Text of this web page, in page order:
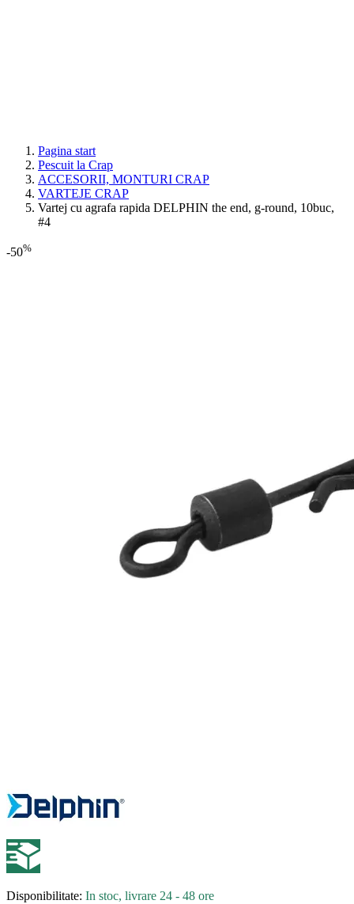
Pagina start
Pescuit la Crap
ACCESORII, MONTURI CRAP
VARTEJE CRAP
Vartej cu agrafa rapida DELPHIN the end, g-round, 10buc,
#4
-50%
Disponibilitate: In stoc, livrare 24 - 48 ore